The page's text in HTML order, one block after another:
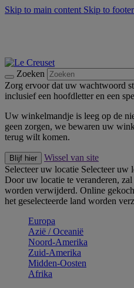
Skip to main content Skip to
Zoeken
Zorg ervoor dat uw wachtwoord
inclusief een hoofdletter en een
Uw winkelmandje is leeg op de
geen zorgen, we bewaren uw
terug wilt komen.
Blijf hier
Wissel van site
Selecteer uw locatie Selecteer uw
Door uw locatie te veranderen,
worden verwijderd. Online
het geselecteerde land worden
Europa
Aziё / Oceaniё
Noord-Amerika
Zuid-Amerika
Midden-Oosten
Afrika